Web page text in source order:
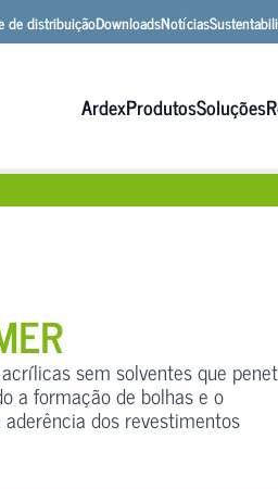
de distribuiçãoDownloadsNotícias
ArdexProdutosSoluções
sem solventes que
a formação de bolhas e o
dos revestimentos